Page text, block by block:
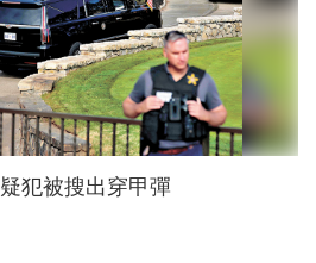
持械闖特朗普高球場 疑犯被搜出穿甲彈